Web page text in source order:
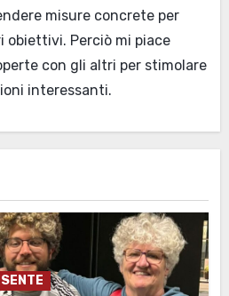
misure concrete per
obiettivi. Perciò mi piace
con gli altri per stimolare
interessanti.